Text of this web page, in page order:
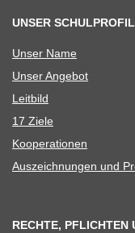
UNSER SCHULPROFIL
Unser Name
Unser Ange­bot
Leit­bild
17 Ziele
Koope­ra­tio­nen
Aus­zeich­nun­gen und
RECHTE, PFLICHTEN